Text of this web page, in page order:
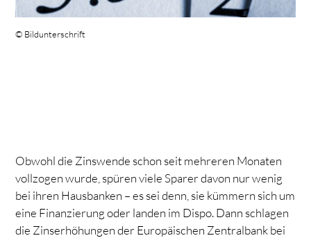
© Bildunterschrift
Obwohl die Zinswende schon seit mehreren Monaten
vollzogen wurde, spüren viele Sparer davon nur wenig
bei ihren Hausbanken – es sei denn, sie kümmern sich um
eine Finanzierung oder landen im Dispo. Dann schlagen
die Zinserhöhungen der Europäischen Zentralbank bei